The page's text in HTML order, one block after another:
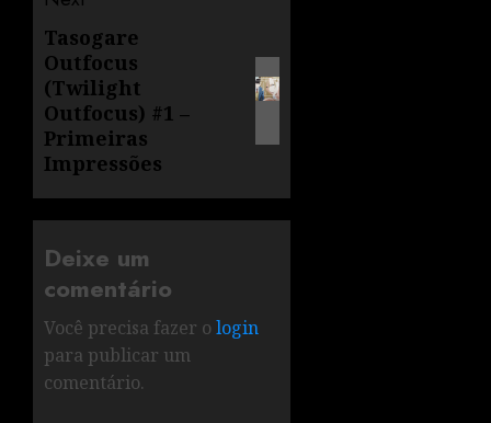
Tasogare
Outfocus
(Twilight
Outfocus) #1 –
Primeiras
Impressões
Deixe um
comentário
Você precisa fazer o login
para publicar um
comentário.